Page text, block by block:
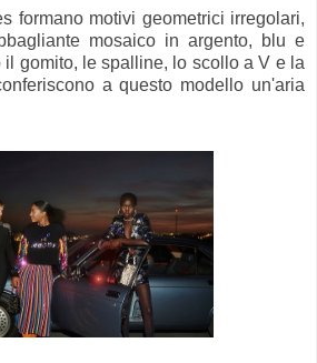
formano motivi geometrici irregolari,
mosaico in argento, blu e
il gomito, le spalline, lo scollo a V e la
a questo modello un'aria